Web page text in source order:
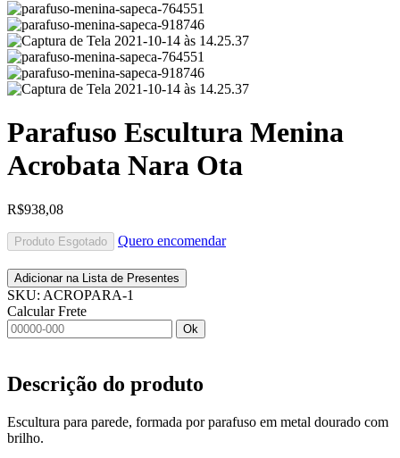
Parafuso Escultura Menina
Acrobata Nara Ota
R$938,08
Produto Esgotado Quero encomendar
Adicionar na Lista de Presentes
SKU: ACROPARA-1
Calcular Frete
Ok
Descrição do produto
Escultura para parede, formada por parafuso em metal dourado com
brilho.